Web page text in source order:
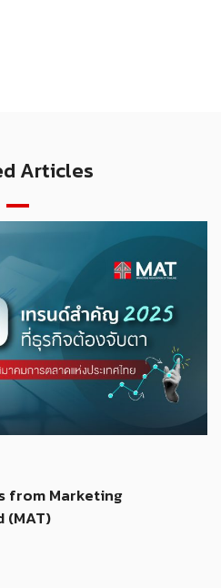
Articles
from Marketing